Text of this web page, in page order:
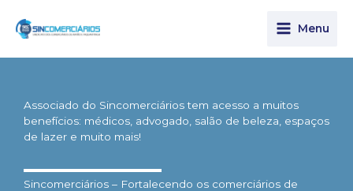
para
Menu
Associado do Sincomerciários tem acesso a muitos
benefícios: médicos, advogado, salão de beleza, espaços
de lazer e muito mais!
Sincomerciários – Fortalecendo os comerciários de